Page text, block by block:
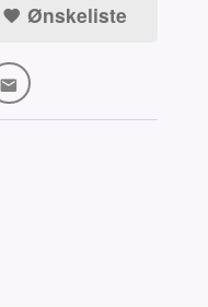
Ønskeliste